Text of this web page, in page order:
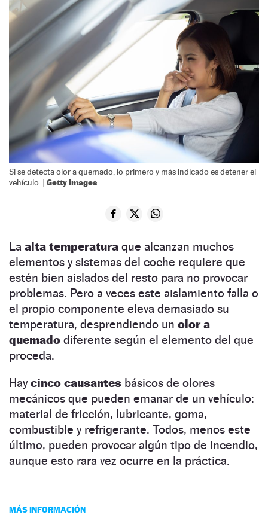
Si se detecta olor a quemado, lo primero y más indicado es detener el
vehículo. | Getty Images
La alta temperatura que alcanzan muchos
elementos y sistemas del coche requiere que
estén bien aislados del resto para no provocar
problemas. Pero a veces este aislamiento falla o
el propio componente eleva demasiado su
temperatura, desprendiendo un olor a
quemado diferente según el elemento del que
proceda.
Haycinco causantes básicos de olores
mecánicos que pueden emanar de un vehículo:
material de fricción, lubricante, goma,
combustible y refrigerante. Todos, menos este
último, pueden provocar algún tipo de incendio,
aunque esto rara vez ocurre en la práctica.
MÁS INFORMACIÓN